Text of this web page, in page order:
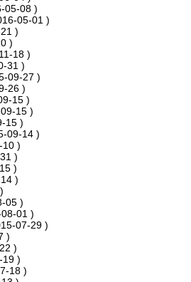
05-08 )
05-01 )
)
)
18 )
31 )
09-27 )
26 )
15 )
15 )
15 )
09-14 )
10 )
)
)
)
05 )
01 )
07-29 )
)
)
19 )
18 )